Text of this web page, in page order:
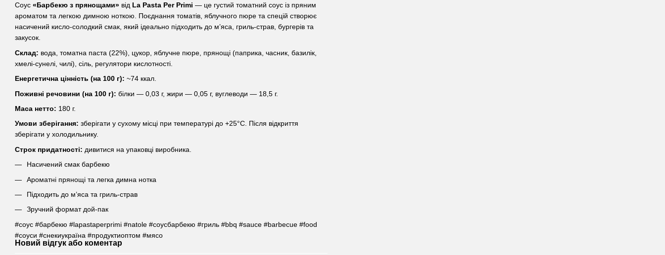
Соус «Барбекю з прянощами» від La Pasta Per Primi — це густий томатний соус із пряним
ароматом та легкою димною ноткою. Поєднання томатів, яблучного пюре та спецій створює
насичений кисло-солодкий смак, який ідеально підходить до м’яса, гриль-страв, бургерів та
закусок.
Склад: вода, томатна паста (22%), цукор, яблучне пюре, прянощі (паприка, часник, базилік,
хмелі-сунелі, чилі), сіль, регулятори кислотності.
Енергетична цінність (на 100 г): ~74 ккал.
Поживні речовини (на 100 г): білки — 0,03 г, жири — 0,05 г, вуглеводи — 18,5 г.
Маса нетто: 180 г.
Умови зберігання: зберігати у сухому місці при температурі до +25°C. Після відкриття
зберігати у холодильнику.
Строк придатності: дивитися на упаковці виробника.
Насичений смак барбекю
Ароматні прянощі та легка димна нотка
Підходить до м’яса та гриль-страв
Зручний формат дой-пак
#соус #барбекю #lapastaperprimi #natole #соусбарбекю #гриль #bbq #sauce #barbecue #food
#соуси #снекиукраїна #продуктиоптом #мясо
Новий відгук або коментар